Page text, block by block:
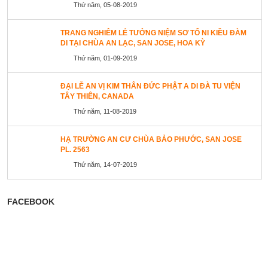
Thứ năm, 05-08-2019
TRANG NGHIÊM LỄ TƯỞNG NIỆM SƠ TỔ NI KIỀU ĐÀM
DI TẠI CHÙA AN LẠC, SAN JOSE, HOA KỲ
Thứ năm, 01-09-2019
ĐẠI LỄ AN VỊ KIM THÂN ĐỨC PHẬT A DI ĐÀ TU VIỆN
TÂY THIÊN, CANADA
Thứ năm, 11-08-2019
HẠ TRƯỜNG AN CƯ CHÙA BẢO PHƯỚC, SAN JOSE
PL. 2563
Thứ năm, 14-07-2019
FACEBOOK